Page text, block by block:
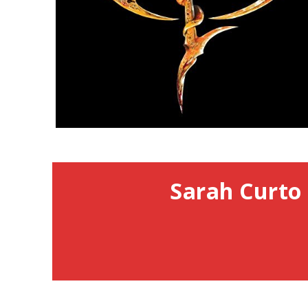
Sarah Curto